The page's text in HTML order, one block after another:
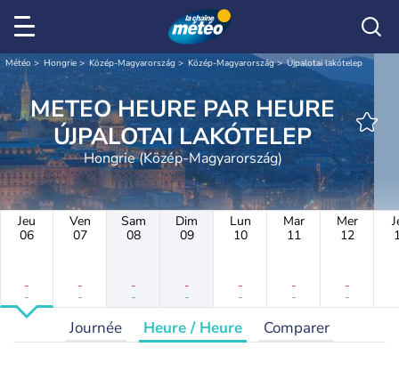
Météo Hongrie Közép-Magyarország Közép-Magyarország Újpalotai lakótelep
METEO HEURE PAR HEURE
ÚJPALOTAI LAKÓTELEP
Hongrie (Közép-Magyarország)
Jeu
06
-
-
Ven
07
-
-
Sam
08
-
-
Dim
09
-
-
Lun
10
-
-
Mar
11
-
-
Mer
12
-
-
Journée Heure / Heure Comparer